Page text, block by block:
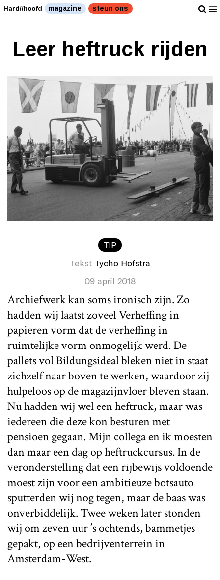
Hard//hoofd magazine steun ons
Leer heftruck rijden
TIP
Tekst Tycho Hofstra
09 april 2018
Archiefwerk kan soms ironisch zijn. Zo
hadden wij laatst zoveel Verheffing in
papieren vorm dat de verheffing in
ruimtelijke vorm onmogelijk werd. De
pallets vol Bildungsideal bleken niet in staat
zichzelf naar boven te werken, waardoor zij
hulpeloos op de magazijnvloer bleven staan.
Nu hadden wij wel een heftruck, maar was
iedereen die deze kon besturen met
pensioen gegaan. Mijn collega en ik moesten
dan maar een dag op heftruckcursus. In de
veronderstelling dat een rijbewijs voldoende
moest zijn voor een ambitieuze botsauto
sputterden wij nog tegen, maar de baas was
onverbiddelijk. Twee weken later stonden
wij om zeven uur ’s ochtends, bammetjes
gepakt, op een bedrijventerrein in
Amsterdam-West.